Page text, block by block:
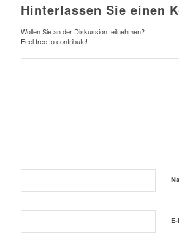
Hinterlassen Sie einen
Wollen Sie an der Diskussion teilnehmen?
Feel free to contribute!